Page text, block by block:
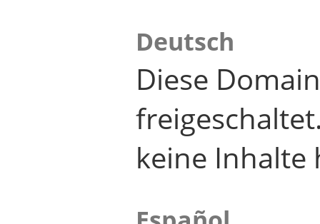
Deutsch
Diese
keine Inhalte